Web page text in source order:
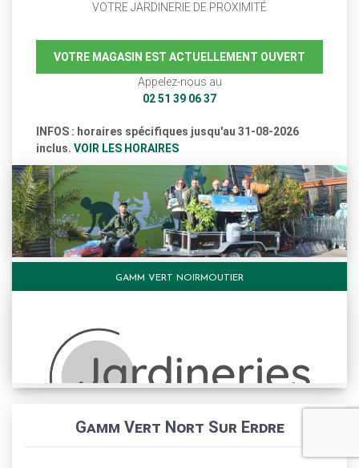
VOTRE JARDINERIE DE PROXIMITÉ
VOTRE MAGASIN EST ACTUELLEMENT OUVERT
Appelez-nous au
02 51 39 06 37
INFOS : horaires spécifiques jusqu'au 31-08-2026
inclus. VOIR LES HORAIRES
GAMM VERT NOIRMOUTIER
Gamm Vert Nort Sur Erdre